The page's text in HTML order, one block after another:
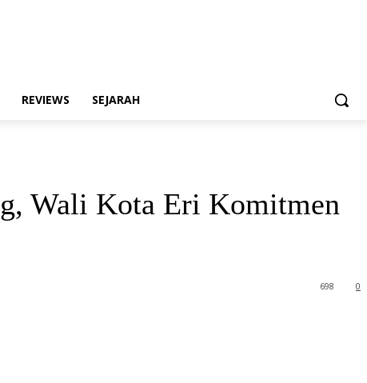
REVIEWS SEJARAH
Wali Kota Eri Komitmen
0
698